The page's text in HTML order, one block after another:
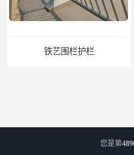
铁艺围栏护栏
您是第